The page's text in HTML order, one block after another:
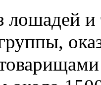
лошадей